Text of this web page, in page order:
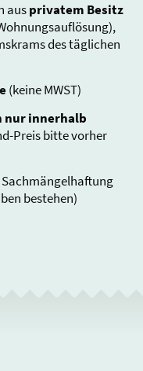
ausprivatem Besitz
des täglichen
(keine MWST)
nur innerhalb
Preis bitte vorher
bestehen)